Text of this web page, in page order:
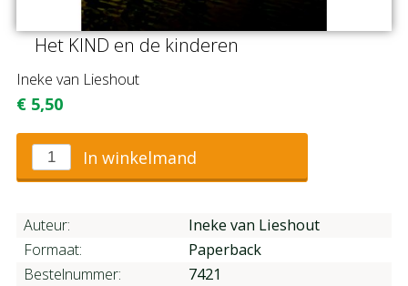
Het KIND en de kinderen
Ineke van Lieshout
€ 5,50
In winkelmand
Auteur:
Ineke van Lieshout
Formaat:
Paperback
Bestelnummer:
7421